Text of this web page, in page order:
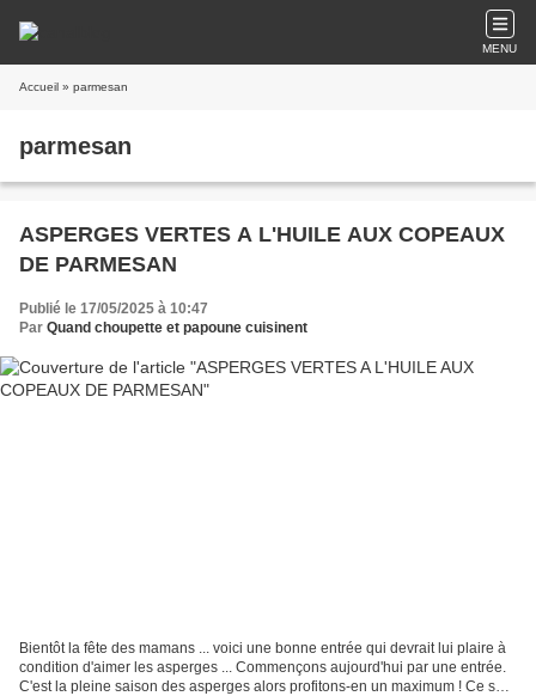
MENU
Accueil » parmesan
parmesan
ASPERGES VERTES A L'HUILE AUX COPEAUX
DE PARMESAN
Publié le 17/05/2025 à 10:47
Par Quand choupette et papoune cuisinent
Bientôt la fête des mamans ... voici une bonne entrée qui devrait lui plaire à
condition d'aimer les asperges ... Commençons aujourd'hui par une entrée.
C'est la pleine saison des asperges alors profitons-en un maximum ! Ce sera